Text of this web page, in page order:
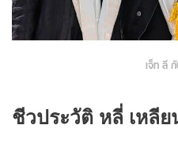
เจ็ท ลี
ชีวประวัติ หลี่ เหลีย